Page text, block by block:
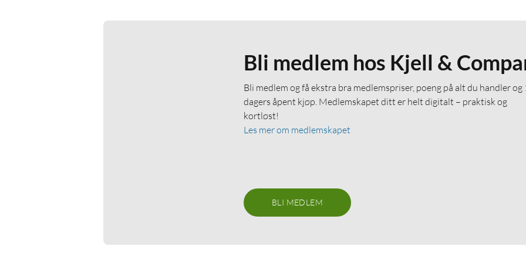
Bli medlem hos Kjell &
Bli medlem og få ekstra bra medlemspriser, poeng på alt du handler og
dagers åpent kjøp. Medlemskapet ditt er helt digitalt – praktisk og
kortløst!
Les mer om medlemskapet
BLI MEDLEM